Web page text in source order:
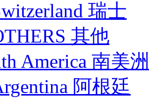
瑞士
其他
America 南美洲
阿根廷